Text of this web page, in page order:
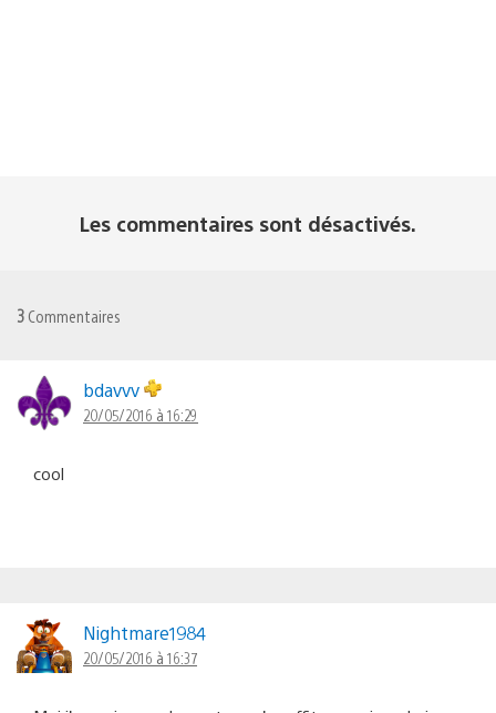
Les commentaires sont désactivés.
3 Commentaires
bdavvv
20/05/2016 à 16:29
cool
Nightmare1984
20/05/2016 à 16:37